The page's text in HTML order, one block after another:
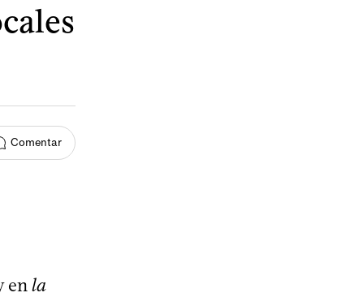
Comentar
enla